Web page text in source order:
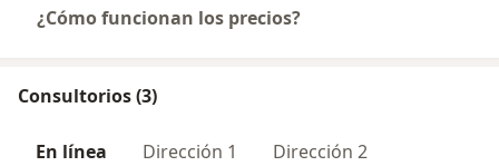
¿Cómo funcionan los precios?
Consultorios (3)
En línea Dirección 1 Dirección 2